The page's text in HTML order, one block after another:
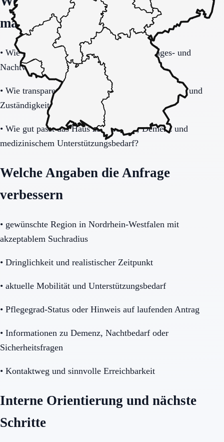
machen
• Wie stabil ist die Pflegeorganisation im Tages- und
Nachtverlauf?
• Wie transparent werden Zusatzkosten, Leistungen und
Zuständigkeiten erklärt?
• Wie gut passt das Haus zu Mobilität, Demenz und
medizinischem Unterstützungsbedarf?
Welche Angaben die Anfrage
verbessern
• gewünschte Region in Nordrhein-Westfalen mit
akzeptablem Suchradius
• Dringlichkeit und realistischer Zeitpunkt
• aktuelle Mobilität und Unterstützungsbedarf
• Pflegegrad-Status oder Hinweis auf laufenden Antrag
• Informationen zu Demenz, Nachtbedarf oder
Sicherheitsfragen
• Kontaktweg und sinnvolle Erreichbarkeit
Interne Orientierung und nächste
Schritte